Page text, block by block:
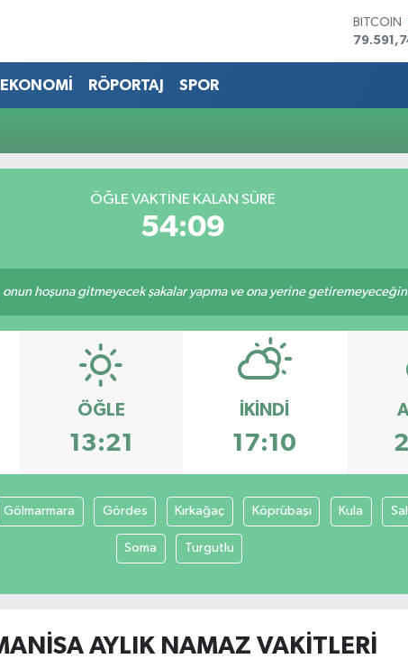
BITCOIN
G.ALTIN
EKONOMİ RÖPORTAJ SPOR
ÖĞLE VAKTİNE KALAN SÜRE
54:09
hoşuna gitmeyecek şakalar yapma ve ona yerine
ÖĞLE
13:21
İKINDI
17:10
Gölmarmara Gördes Kırkağaç Köprübaşı Kula
Soma Turgutlu
AYLIK NAMAZ VAKITLERI